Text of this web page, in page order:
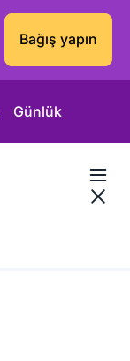
Bağış yapın
Günlük